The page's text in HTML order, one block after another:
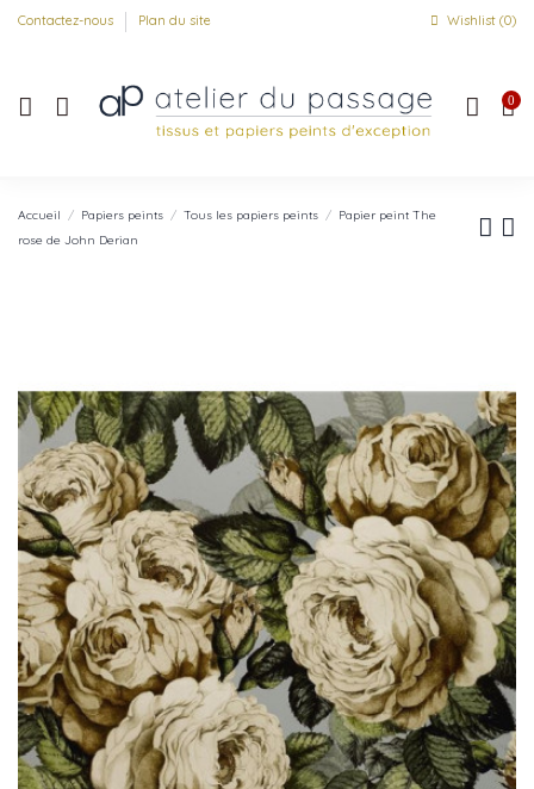
Contactez-nous Plan du site Wishlist (0)
0
Accueil Papiers peints Tous les papiers peints
Papier peint The
rose de John Derian